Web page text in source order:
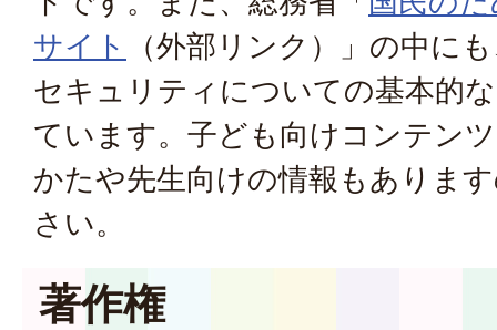
サイト
（外部リンク）
」の中に
セキュリティについての基本的
ています。子ども向けコンテン
かたや先生向けの情報もありま
さい。
著作権